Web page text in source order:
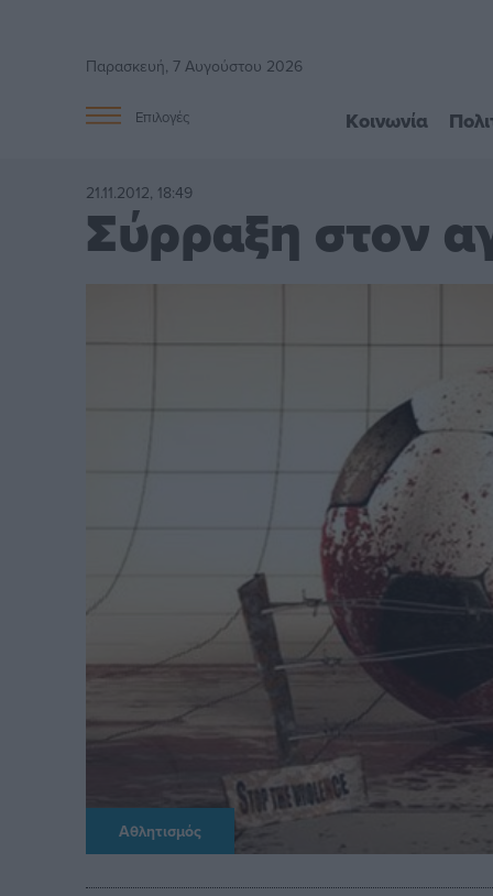
Παρασκευή, 7 Αυγούστου 2026
Επιλογές Κοινωνία
21.11.2012, 18:49
Σύρραξη στον
Αθλητισμός